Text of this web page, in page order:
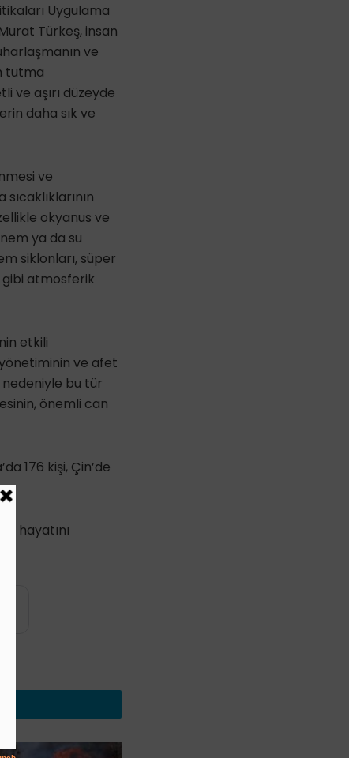
Uygulama
Türkeş, insan
ve
tutma
ve aşırı düzeyde
daha sık ve
ve
okyanus ve
ya da su
siklonları, süper
gibi atmosferik
etkili
ve afet
nedeniyle bu tür
önemli can
176 kişi, Çin’de
hayatını